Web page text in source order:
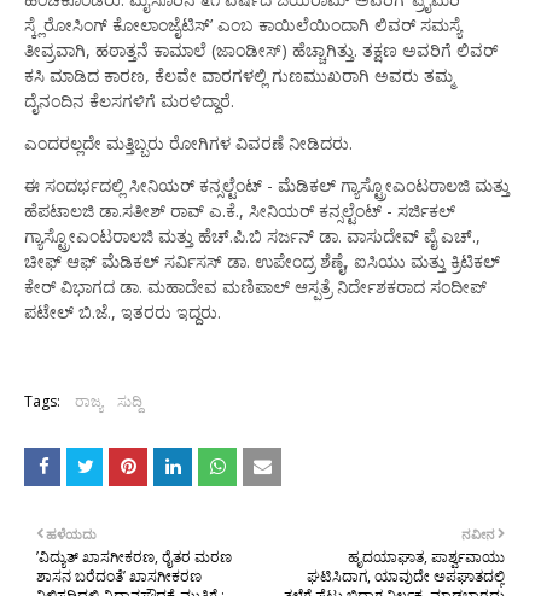
ಸ್ಕ್ಲೆರೋಸಿಂಗ್ ಕೋಲಾಂಜೈಟಿಸ್’ ಎಂಬ ಕಾಯಿಲೆಯಿಂದಾಗಿ ಲಿವರ್ ಸಮಸ್ಯೆ
ತೀವ್ರವಾಗಿ, ಹಠಾತ್ತನೆ ಕಾಮಾಲೆ (ಜಾಂಡೀಸ್) ಹೆಚ್ಚಾಗಿತ್ತು. ತಕ್ಷಣ ಅವರಿಗೆ ಲಿವರ್
ಕಸಿ ಮಾಡಿದ ಕಾರಣ, ಕೆಲವೇ ವಾರಗಳಲ್ಲಿ ಗುಣಮುಖರಾಗಿ ಅವರು ತಮ್ಮ
ದೈನಂದಿನ ಕೆಲಸಗಳಿಗೆ ಮರಳಿದ್ದಾರೆ.
ಎಂದರಲ್ಲದೇ ಮತ್ತಿಬ್ಬರು ರೋಗಿಗಳ ವಿವರಣೆ ನೀಡಿದರು.
ಈ ಸಂದರ್ಭದಲ್ಲಿ ಸೀನಿಯರ್ ಕನ್ಸಲ್ಟೆಂಟ್ - ಮೆಡಿಕಲ್ ಗ್ಯಾಸ್ಟ್ರೋಎಂಟರಾಲಜಿ ಮತ್ತು
ಹೆಪಟಾಲಜಿ ಡಾ.ಸತೀಶ್ ರಾವ್ ಎ.ಕೆ., ಸೀನಿಯರ್ ಕನ್ಸಲ್ಟೆಂಟ್ - ಸರ್ಜಿಕಲ್
ಗ್ಯಾಸ್ಟ್ರೋಎಂಟರಾಲಜಿ ಮತ್ತು ಹೆಚ್.ಪಿ.ಬಿ ಸರ್ಜನ್ ಡಾ. ವಾಸುದೇವ್ ಪೈ ಎಚ್.,
ಚೀಫ್ ಆಫ್ ಮೆಡಿಕಲ್ ಸರ್ವಿಸಸ್ ಡಾ. ಉಪೇಂದ್ರ ಶೆಣೈ, ಐಸಿಯು ಮತ್ತು ಕ್ರಿಟಿಕಲ್
ಕೇರ್ ವಿಭಾಗದ ಡಾ. ಮಹಾದೇವ ಮಣಿಪಾಲ್ ಆಸ್ಪತ್ರೆ ನಿರ್ದೇಶಕರಾದ ಸಂದೀಪ್
ಪಟೇಲ್ ಬಿ.ಜೆ., ಇತರರು ಇದ್ದರು.
Tags: ರಾಜ್ಯ ಸುದ್ದಿ
ನವೀನ
ಹೃದಯಾಘಾತ, ಪಾರ್ಶ್ವವಾಯು
ಘಟಿಸಿದಾಗ, ಯಾವುದೇ ಅಪಘಾತದಲ್ಲಿ
ಹಳೆಯದು
’ವಿದ್ಯುತ್ ಖಾಸಗೀಕರಣ, ರೈತರ ಮರಣ
ಶಾಸನ ಬರೆದಂತೆ’ ಖಾಸಗೀಕರಣ